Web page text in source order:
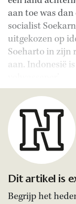
aan toe was
socialist
uitgekozen op
Soeharto in zijn
aan. Indonesië
Dit artikel is
Begrijp het